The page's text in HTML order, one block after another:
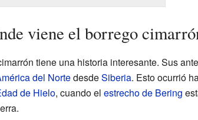
viene el borrego
tiene una historia interesante. Sus
del NortedesdeSiberia. Esto ocurrió
de Hielo, cuando el estrecho de Bering